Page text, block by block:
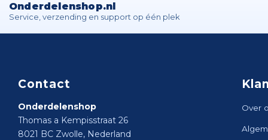
Onderdelenshop.nl
Service, verzending en support op één plek
Contact
Onderdelenshop
Thomas a Kempisstraat 26
8021 BC Zwolle, Nederland
Over